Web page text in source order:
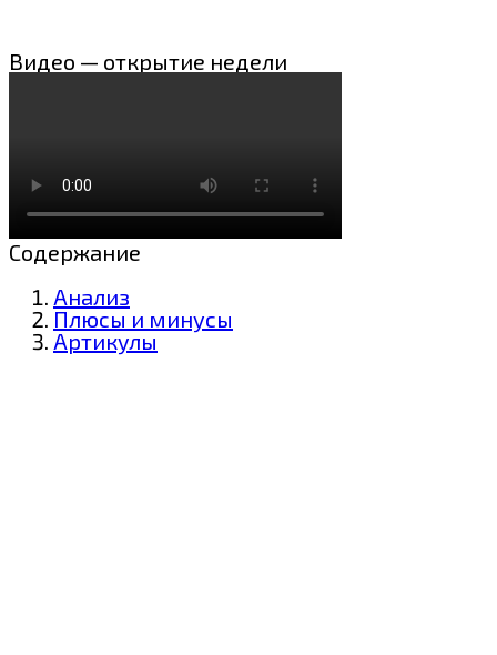
Видео — открытие недели
Содержание
Анализ
Плюсы и минусы
Артикулы